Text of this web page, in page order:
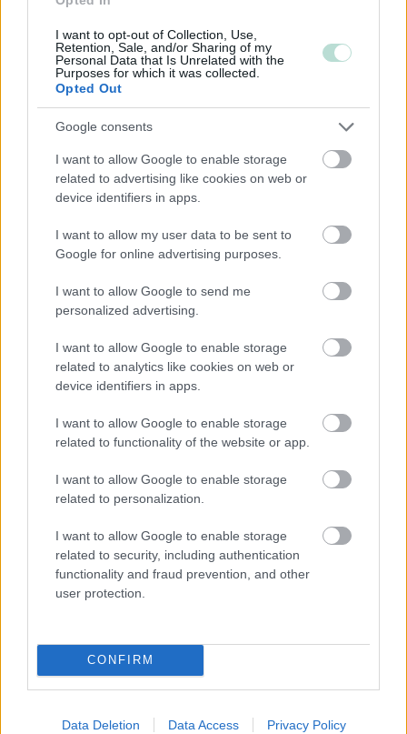
I want to opt-out of Collection, Use,
Retention, Sale, and/or Sharing of my
Personal Data that Is Unrelated with the
Purposes for which it was collected.
Opted Out
Google consents
I want to allow Google to enable storage
related to advertising like cookies on web or
device identifiers in apps.
I want to allow my user data to be sent to
Google for online advertising purposes.
I want to allow Google to send me
personalized advertising.
I want to allow Google to enable storage
related to analytics like cookies on web or
device identifiers in apps.
I want to allow Google to enable storage
related to functionality of the website or app.
I want to allow Google to enable storage
related to personalization.
I want to allow Google to enable storage
related to security, including authentication
functionality and fraud prevention, and other
user protection.
CONFIRM
Data Deletion Data Access Privacy Policy
Mikrot
Yhtiömuodot
Yksityinen osakeyhtiö
Osuuskunta
Kommandiittiyhtiö
Toiminimi
Toimiala
Informaatio ja viestintä
Kuljetusliike­toiminta
Maa-, metsä- ja kalatalous
Majoitus- ja ravitsemistoiminta
Palveluliiketoiminta
Rahoitus- ja vakuutustoiminta
Rakentaminen
Teollisuus
ALV-laskelmat, ilmoitukset verottajalle ja